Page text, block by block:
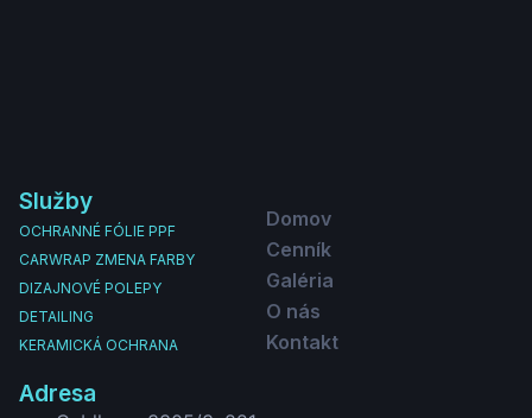
Služby
OCHRANNÉ FÓLIE PPF
CARWRAP ZMENA FARBY
DIZAJNOVÉ POLEPY
DETAILING
KERAMICKÁ OCHRANA
Adresa
Domov
Cenník
Galéria
O nás
Kontakt